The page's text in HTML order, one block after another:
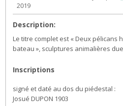
2019
Description:
Le titre complet est « Deux pélicans
bateau », sculptures animalières
Inscriptions
signé et daté au dos du piédestal :
Josué DUPON 1903